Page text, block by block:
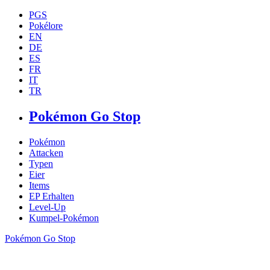
PGS
Pokélore
EN
DE
ES
FR
IT
TR
Pokémon Go Stop
Pokémon
Attacken
Typen
Eier
Items
EP Erhalten
Level-Up
Kumpel-Pokémon
Pokémon Go Stop